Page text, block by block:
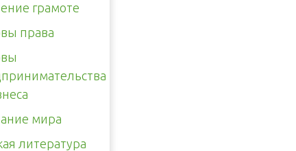
грамоте
права
мира
литература